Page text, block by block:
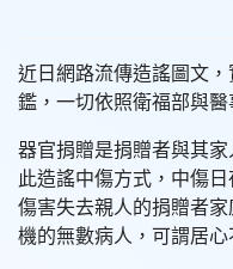
近日網路流傳造謠圖文
鑑，一切依照衛福部與
器官捐贈是捐贈者與其
此造謠中傷方式，中傷
傷害失去親人的捐贈者
機的無數病人，可謂居心